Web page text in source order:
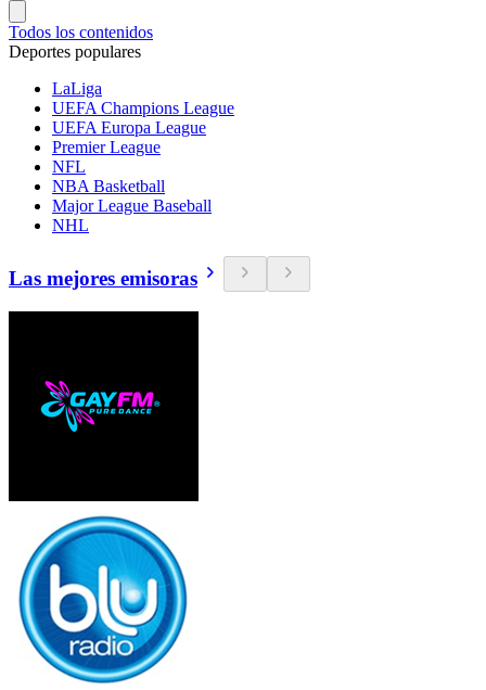
Todos los contenidos
Deportes populares
LaLiga
UEFA Champions League
UEFA Europa League
Premier League
NFL
NBA Basketball
Major League Baseball
NHL
Las mejores emisoras